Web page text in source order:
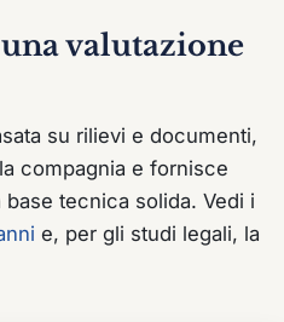
valutazione
su rilievi e documenti,
compagnia e fornisce
base tecnica solida. Vedi i
e, per gli studi legali, la